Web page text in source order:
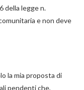
della legge n.
e non deve
la mia proposta di
pendenti che,